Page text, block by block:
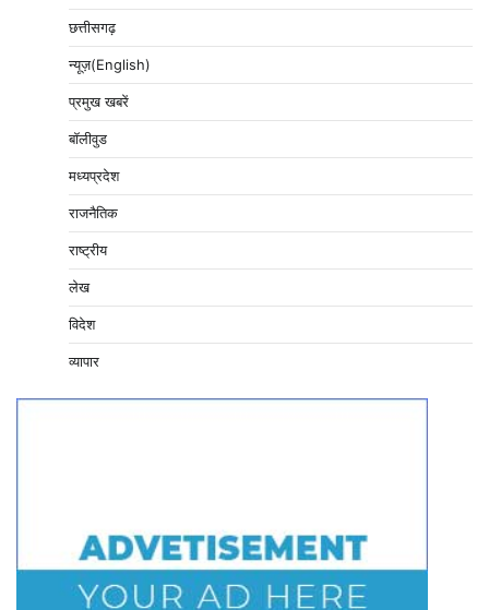
छत्तीसगढ़
न्यूज़(English)
प्रमुख खबरें
बॉलीवुड
मध्यप्रदेश
राजनैतिक
राष्ट्रीय
लेख
विदेश
व्यापार